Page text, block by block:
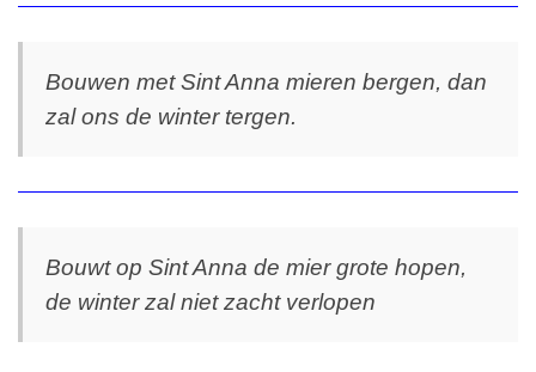
Bouwen met Sint Anna mieren bergen, dan
zal ons de winter tergen.
Bouwt op Sint Anna de mier grote hopen,
de winter zal niet zacht verlopen